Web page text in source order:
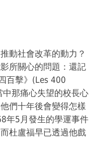
動社會改革的動力？
所關心的問題：還記
百擊》(Les 400
那痛心失望的校長心
們十年後會變得怎樣
年5月發生的學運事件
杜盧福早已透過他戲